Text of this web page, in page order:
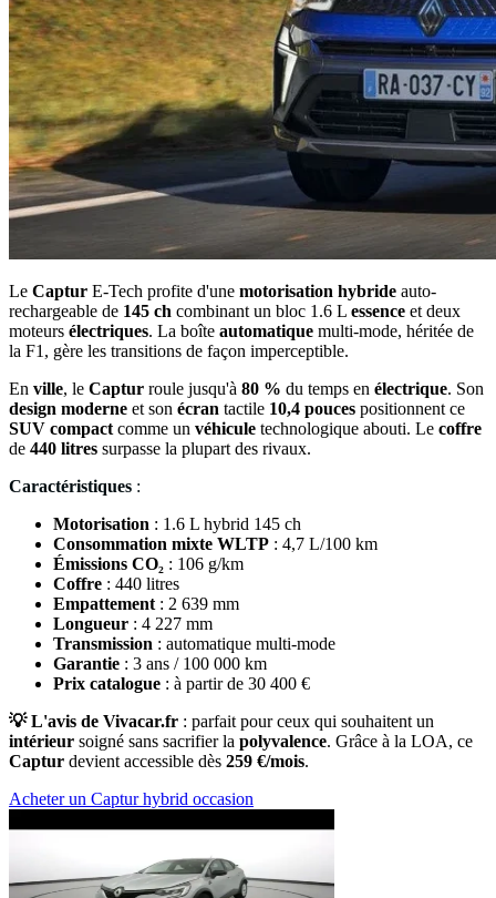
Le Captur E-Tech profite d'une motorisation hybride auto-
rechargeable de 145 ch combinant un bloc 1.6 L essence et deux
moteurs électriques. La boîte automatique multi-mode, héritée de
la F1, gère les transitions de façon imperceptible.
En ville, le Captur roule jusqu'à 80 % du temps en électrique. Son
design moderne et son écran tactile 10,4 pouces positionnent ce
SUV compact comme un véhicule technologique abouti. Le coffre
de 440 litres surpasse la plupart des rivaux.
Caractéristiques :
Motorisation : 1.6 L hybrid 145 ch
Consommation mixte WLTP : 4,7 L/100 km
Émissions CO₂ : 106 g/km
Coffre : 440 litres
Empattement : 2 639 mm
Longueur : 4 227 mm
Transmission : automatique multi-mode
Garantie : 3 ans / 100 000 km
Prix catalogue : à partir de 30 400 €
💡 L'avis de Vivacar.fr : parfait pour ceux qui souhaitent un
intérieur soigné sans sacrifier la polyvalence. Grâce à la LOA, ce
Captur devient accessible dès 259 €/mois.
Acheter un Captur hybrid occasion